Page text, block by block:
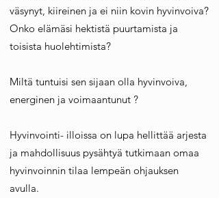
väsynyt, kiireinen ja ei niin kovin hyvinvoiva?
Onko elämäsi hektistä puurtamista ja
toisista huolehtimista?
Miltä tuntuisi sen sijaan olla hyvinvoiva,
energinen ja voimaantunut ?
Hyvinvointi- illoissa on lupa hellittää arjesta
ja mahdollisuus pysähtyä tutkimaan omaa
hyvinvoinnin tilaa lempeän ohjauksen
avulla.